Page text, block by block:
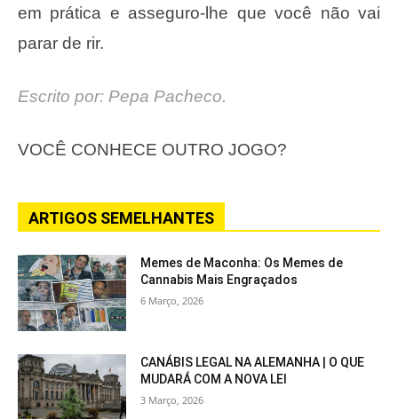
em prática e asseguro-lhe que você não vai
parar de rir.
Escrito por: Pepa Pacheco.
VOCÊ CONHECE OUTRO JOGO?
ARTIGOS SEMELHANTES
Memes de Maconha: Os Memes de
Cannabis Mais Engraçados
6 Março, 2026
CANÁBIS LEGAL NA ALEMANHA | O QUE
MUDARÁ COM A NOVA LEI
3 Março, 2026